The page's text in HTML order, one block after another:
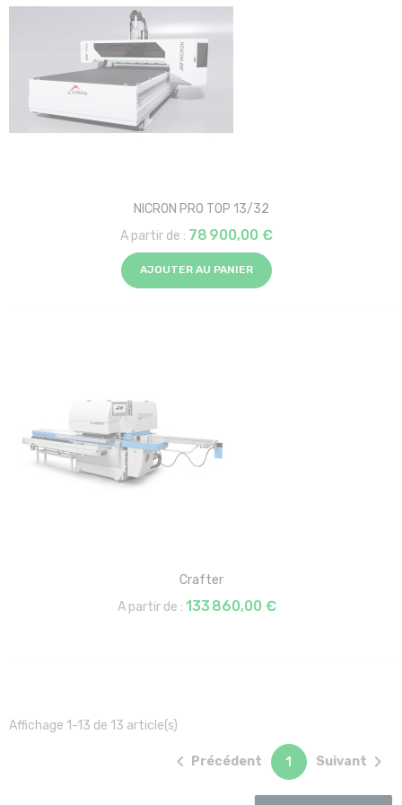
NICRON PRO TOP 13/32
A partir de : 78 900,00 €
AJOUTER AU PANIER
Crafter
A partir de : 133 860,00 €
Affichage 1-13 de 13 article(s)
 Précédent 1 Suivant 